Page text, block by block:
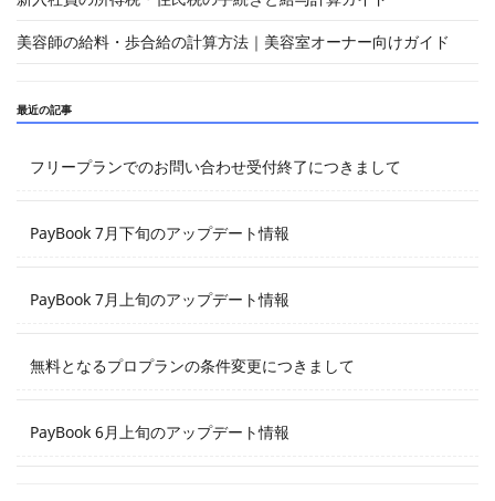
美容師の給料・歩合給の計算方法｜美容室オーナー向けガイド
最近の記事
フリープランでのお問い合わせ受付終了につきまして
PayBook 7月下旬のアップデート情報
PayBook 7月上旬のアップデート情報
無料となるプロプランの条件変更につきまして
PayBook 6月上旬のアップデート情報